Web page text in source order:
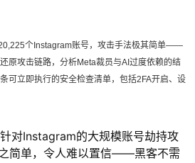
个Instagram账号，攻击手法极其简单——
原攻击链路，分析Meta裁员与AI过度依赖的结
可立即执行的安全检查清单，包括2FA开启、设
对Instagram的大规模账号劫持攻
简单，令人难以置信——黑客不需